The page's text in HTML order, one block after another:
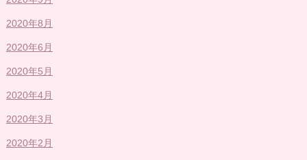
2020年8月
2020年6月
2020年5月
2020年4月
2020年3月
2020年2月